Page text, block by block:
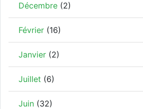
Décembre (2)
Février (16)
Janvier (2)
Juillet (6)
Juin (32)